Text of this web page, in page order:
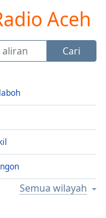
Aceh
Cari
Semua wilayah